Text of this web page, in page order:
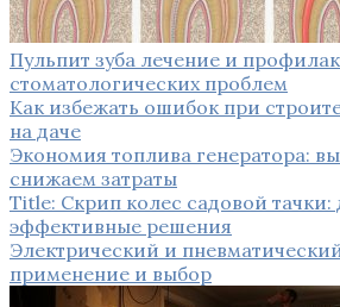
Пульпит зуба лечение и
стоматологических проблем
Как избежать ошибок при
на даче
Экономия топлива генератора:
снижаем затраты
Title: Скрип колес садовой тачки:
эффективные решения
Электрический и
применение и выбор